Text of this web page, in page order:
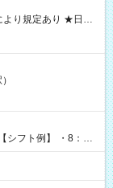
GET♪ お仕事後はコ
】試